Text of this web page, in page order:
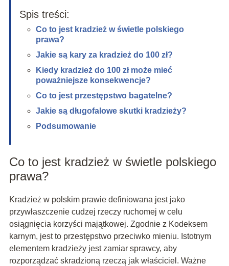
Spis treści:
Co to jest kradzież w świetle polskiego
prawa?
Jakie są kary za kradzież do 100 zł?
Kiedy kradzież do 100 zł może mieć
poważniejsze konsekwencje?
Co to jest przestępstwo bagatelne?
Jakie są długofalowe skutki kradzieży?
Podsumowanie
Co to jest kradzież w świetle polskiego
prawa?
Kradzież w polskim prawie definiowana jest jako
przywłaszczenie cudzej rzeczy ruchomej w celu
osiągnięcia korzyści majątkowej. Zgodnie z Kodeksem
karnym, jest to przestępstwo przeciwko mieniu. Istotnym
elementem kradzieży jest zamiar sprawcy, aby
rozporządzać skradzioną rzeczą jak właściciel. Ważne